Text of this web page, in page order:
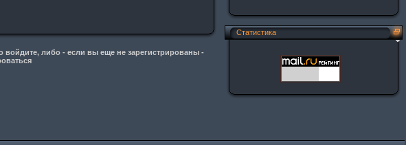
либо - если вы еще не зарегистрированы -
Статистика